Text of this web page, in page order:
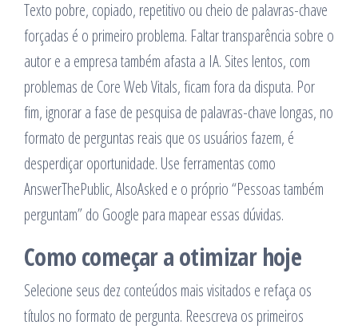
Texto pobre, copiado, repetitivo ou cheio de palavras-chave
forçadas é o primeiro problema. Faltar transparência sobre o
autor e a empresa também afasta a IA. Sites lentos, com
problemas de Core Web Vitals, ficam fora da disputa. Por
fim, ignorar a fase de pesquisa de palavras-chave longas, no
formato de perguntas reais que os usuários fazem, é
desperdiçar oportunidade. Use ferramentas como
AnswerThePublic, AlsoAsked e o próprio “Pessoas também
perguntam” do Google para mapear essas dúvidas.
Como começar a otimizar hoje
Selecione seus dez conteúdos mais visitados e refaça os
títulos no formato de pergunta. Reescreva os primeiros